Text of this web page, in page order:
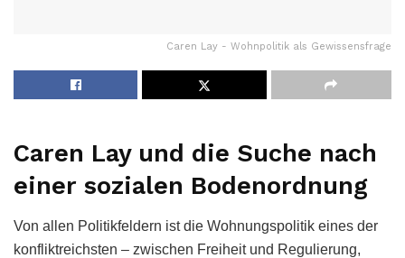
Caren Lay - Wohnpolitik als Gewissensfrage
Caren Lay und die Suche nach
einer sozialen Bodenordnung
Von allen Politikfeldern ist die Wohnungspolitik eines der
konfliktreichsten – zwischen Freiheit und Regulierung,